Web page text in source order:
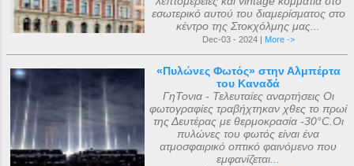
εσωτερικό αυτού του διαμερίσματος στο
κέντρο της Στοκχόλμης μας...
Dec-03 - 2024 | More ->
«Πυλώνες Φωτός» στην Αλμπέρτα
του Καναδά
ΓηΤονια - Τελευταίες αναρτήσεις Οι
φωτογραφίες τραβήχτηκαν χθες το πρωί
της Δευτέρας με θερμοκρασία -30°C.Οι
πυλώνες του φωτός είναι ένα
ατμοσφαιρικό οπτικό φαινόμενο που
εμφανίζεται...